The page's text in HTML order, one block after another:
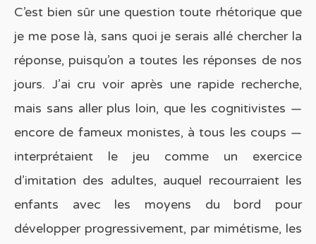
C’est bien sûr une question toute rhétorique que
je me pose là, sans quoi je serais allé chercher la
réponse, puisqu’on a toutes les réponses de nos
jours. J’ai cru voir après une rapide recherche,
mais sans aller plus loin, que les cognitivistes —
encore de fameux monistes, à tous les coups —
interprétaient le jeu comme un exercice
d’imitation des adultes, auquel recourraient les
enfants avec les moyens du bord pour
développer progressivement, par mimétisme, les